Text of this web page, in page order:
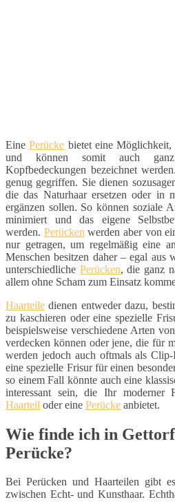
EinePerücke bietet eine Möglichkeit,
und können somit auch
Kopfbedeckungen bezeichnet
genug gegriffen. Sie dienen
die das Naturhaar ersetzen oder in
ergänzen sollen. So können soziale
minimiert und das eigene
werden. Perücken werden aber von
nur getragen, um regelmäßig eine
Menschen besitzen daher – egal aus
unterschiedliche Perücken, die ganz
allem ohne Scham zum Einsatz
Haarteile dienen entweder dazu,
zu kaschieren oder eine spezielle
beispielsweise verschiedene Arten
verdecken können oder jene, die für
werden jedoch auch oftmals als
eine spezielle Frisur für einen
so einem Fall könnte auch eine
interessant sein, die Ihr moderner
Haarteil oder eine Perücke anbietet.
Wie finde ich in
Perücke?
Bei Perücken und Haarteilen gibt
zwischen Echt- und Kunsthaar.